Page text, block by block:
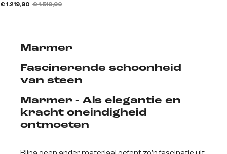
€ 1.219,90 € 1.519,90
Marmer
Fascinerende schoonheid
van steen
Marmer - Als elegantie en
kracht oneindigheid
ontmoeten